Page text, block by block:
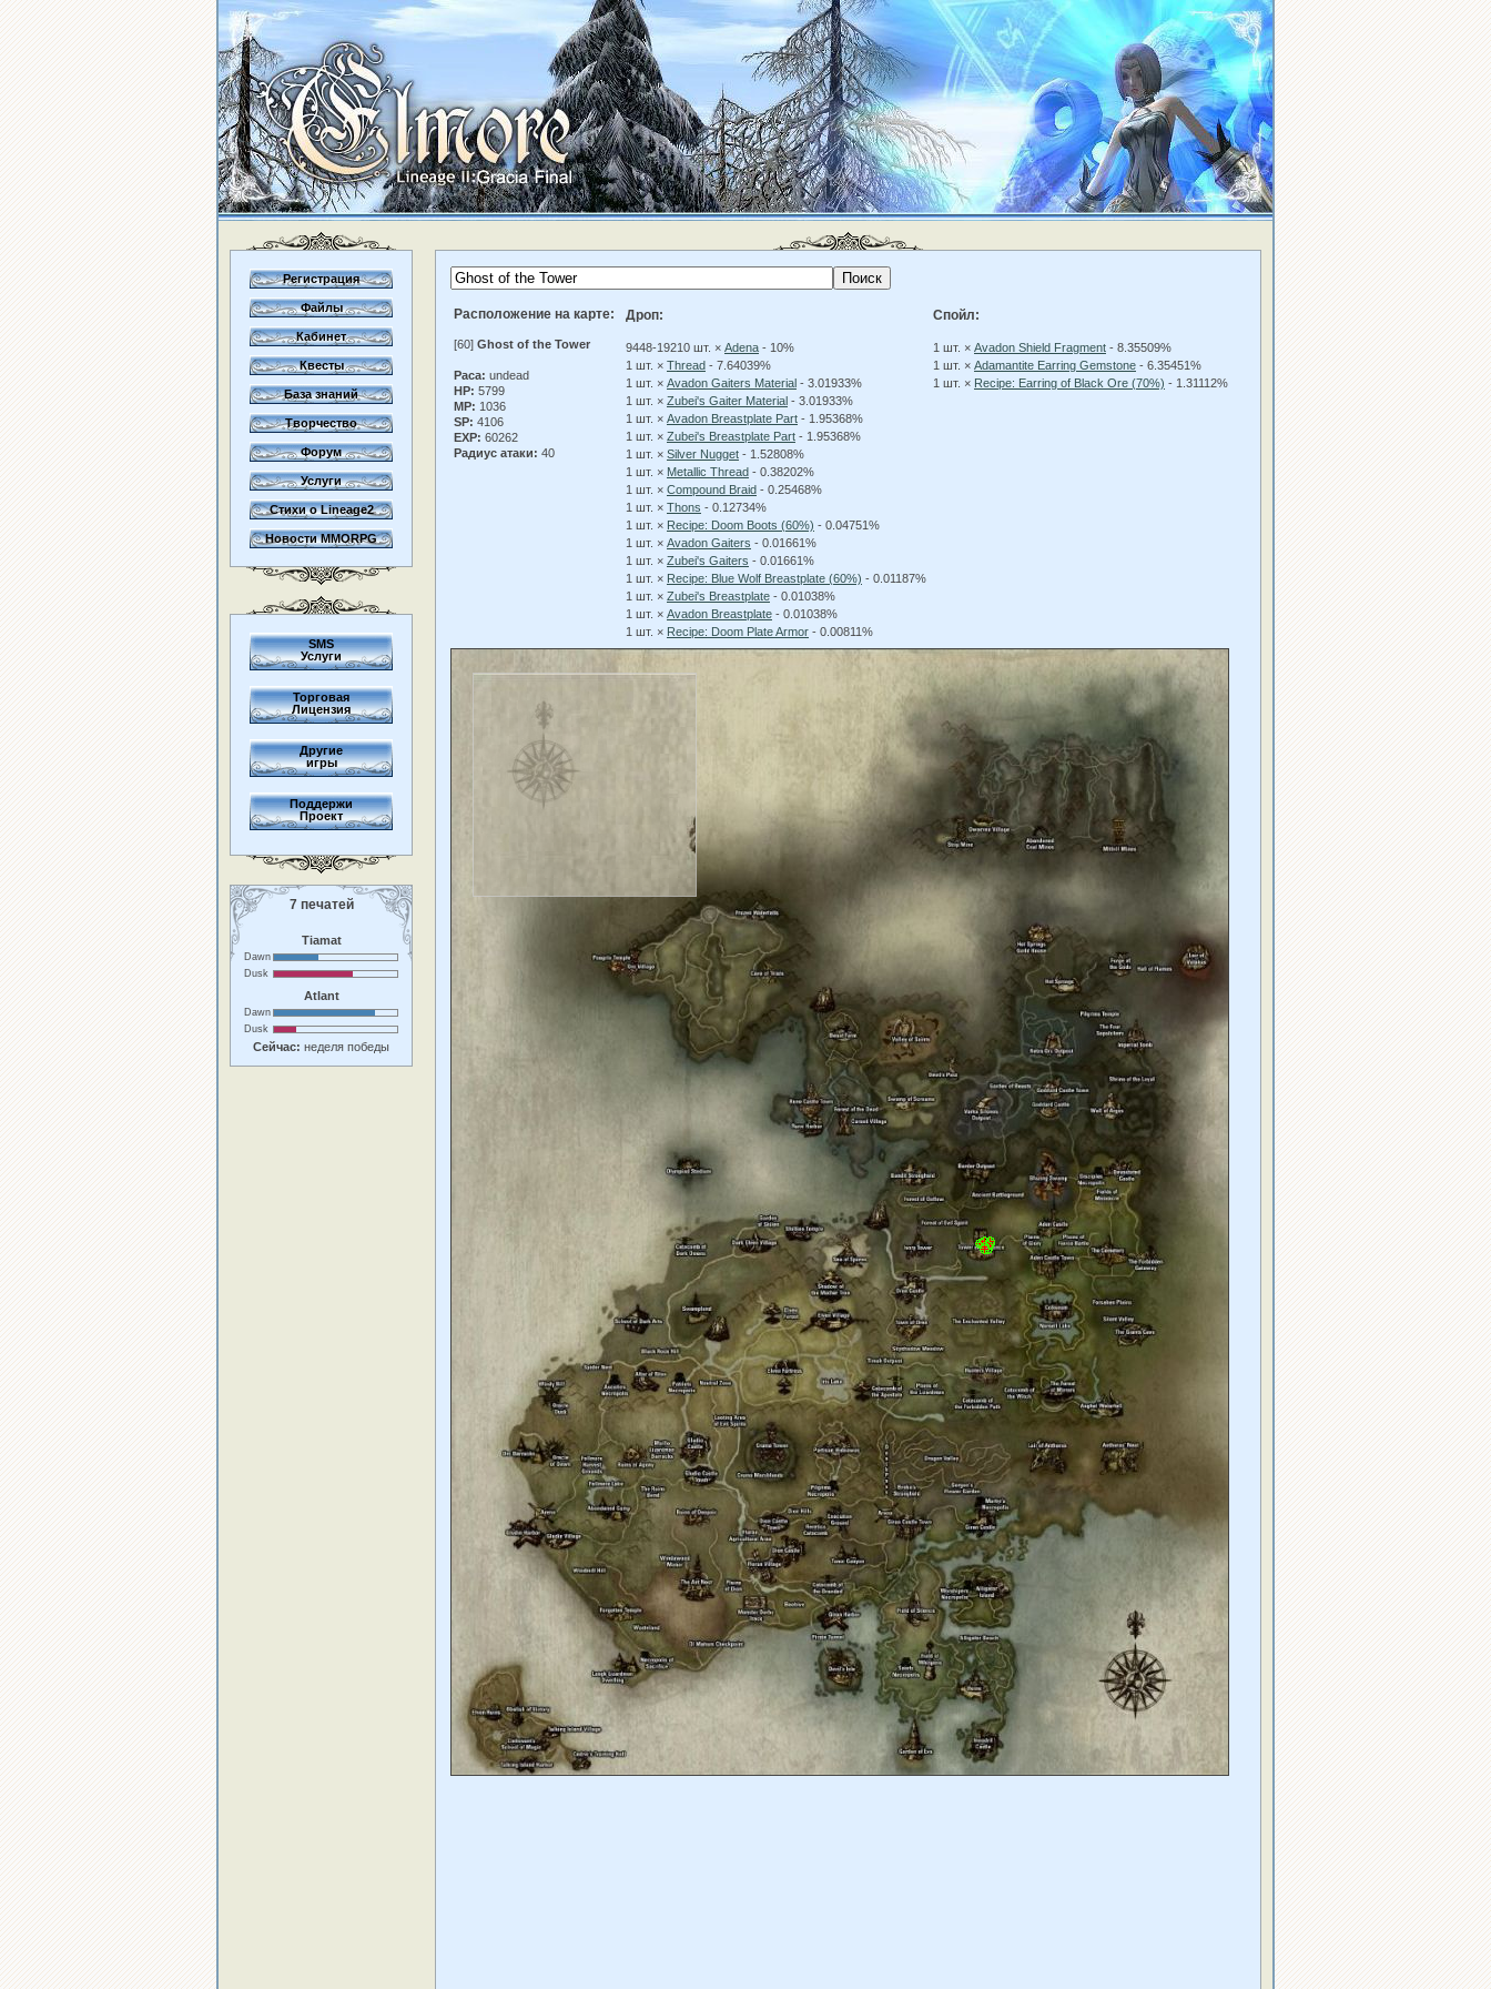
Регистрация
Файлы
Кабинет
Квесты
База знаний
Творчество
Форум
Услуги
Стихи о Lineage2
Новости MMORPG
SMS
Услуги
Торговая
Лицензия
Другие
игры
Поддержи
Проект
7 печатей
Tiamat
Dawn
Dusk
Atlant
Dawn
Dusk
Сейчас: неделя победы
Расположение на карте:
[60] Ghost of the Tower
Раса: undead
HP: 5799
MP: 1036
SP: 4106
EXP: 60262
Радиус атаки: 40
Дроп:
9448-19210 шт. × Adena - 10%
1 шт. × Thread - 7.64039%
1 шт. × Avadon Gaiters Material - 3.01933%
1 шт. × Zubei's Gaiter Material - 3.01933%
1 шт. × Avadon Breastplate Part - 1.95368%
1 шт. × Zubei's Breastplate Part - 1.95368%
1 шт. × Silver Nugget - 1.52808%
1 шт. × Metallic Thread - 0.38202%
1 шт. × Compound Braid - 0.25468%
1 шт. × Thons - 0.12734%
1 шт. × Recipe: Doom Boots (60%) - 0.04751%
1 шт. × Avadon Gaiters - 0.01661%
1 шт. × Zubei's Gaiters - 0.01661%
1 шт. × Recipe: Blue Wolf Breastplate (60%) - 0.01187%
1 шт. × Zubei's Breastplate - 0.01038%
1 шт. × Avadon Breastplate - 0.01038%
1 шт. × Recipe: Doom Plate Armor - 0.00811%
Спойл:
1 шт. × Avadon Shield Fragment - 8.35509%
1 шт. × Adamantite Earring Gemstone - 6.35451%
1 шт. × Recipe: Earring of Black Ore (70%) - 1.31112%